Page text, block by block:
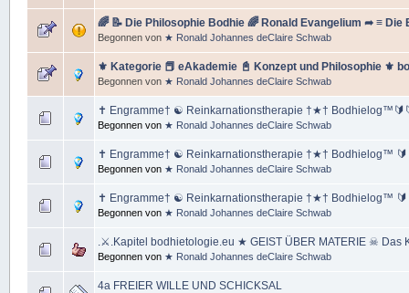
🌈 📝 Die Philosophie Bodhie 🌈 Ronald Evangelium ➦ ≡ Die
Begonnen von ★ Ronald Johannes deClaire Schwab
⚜ Kategorie 📕 eAkademie 📓 Konzept und Philosophie ⚜
Begonnen von ★ Ronald Johannes deClaire Schwab
✝️ Engramme† ☯️ Reinkarnationstherapie †★†
Begonnen von ★ Ronald Johannes deClaire Schwab
✝️ Engramme† ☯️ Reinkarnationstherapie †★† Bodhielog™
Begonnen von ★ Ronald Johannes deClaire Schwab
✝️ Engramme† ☯️ Reinkarnationstherapie †★† Bodhielog™
Begonnen von ★ Ronald Johannes deClaire Schwab
.⚔.Kapitel bodhietologie.eu ★ GEIST ÜBER MATERIE ☠ Das
Begonnen von ★ Ronald Johannes deClaire Schwab
4a FREIER WILLE UND SCHICKSAL